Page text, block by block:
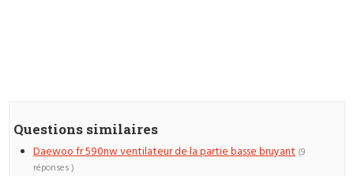
Questions similaires
Daewoo fr 590nw ventilateur de la partie basse bruyant (9
réponses )